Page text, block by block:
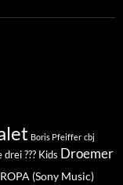
Boris Pfeiffer cbj
drei ??? Kids Droemer
(Sony Music)